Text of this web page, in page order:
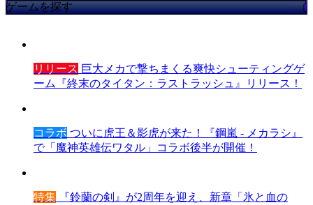
ゲームを探す
リリース 巨大メカで撃ちまくる爽快シューティングゲ
ーム『終末のタイタン：ラストラッシュ』リリース！
コラボ ついに虎王＆影虎が来た！『鋼嵐 - メカラシ』
で「魔神英雄伝ワタル」コラボ後半が開催！
特集 『鈴蘭の剣』が2周年を迎え、新章「氷と血の